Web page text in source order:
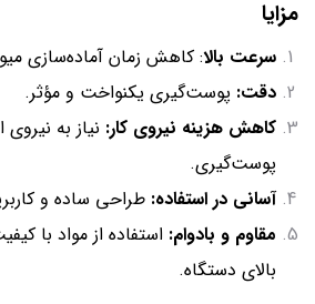
مزایا
سرعت بالا: کاهش زمان آماده‌سازی
دقت: پوست‌گیری یکنواخت و مؤثر.
کاهش هزینه نیروی کار: نیاز به
پوست‌گیری.
آسانی در استفاده: طراحی ساده و
مقاوم و بادوام: استفاده از مواد با
بالای دستگاه.